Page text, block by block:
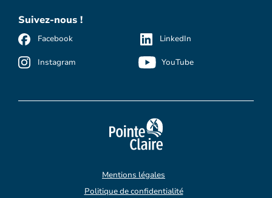
Suivez-nous !
Facebook
Instagram
LinkedIn
YouTube
Mentions légales
Politique de confidentialité